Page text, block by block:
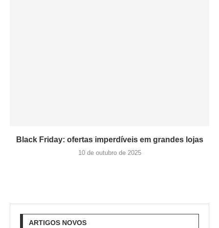
Black Friday: ofertas imperdíveis em grandes lojas
10 de outubro de 2025
ARTIGOS NOVOS